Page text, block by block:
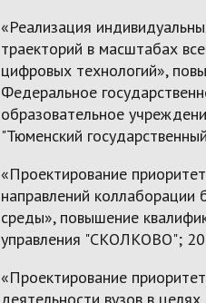
«Реализация
траекторий в масштабах
цифровых технологий»,
Федеральное
образовательное
"Тюменский
«Проектирование
направлений коллаборации
среды», повышение
управления "СКОЛКОВО";
«Проектирование
деятельности вузов в